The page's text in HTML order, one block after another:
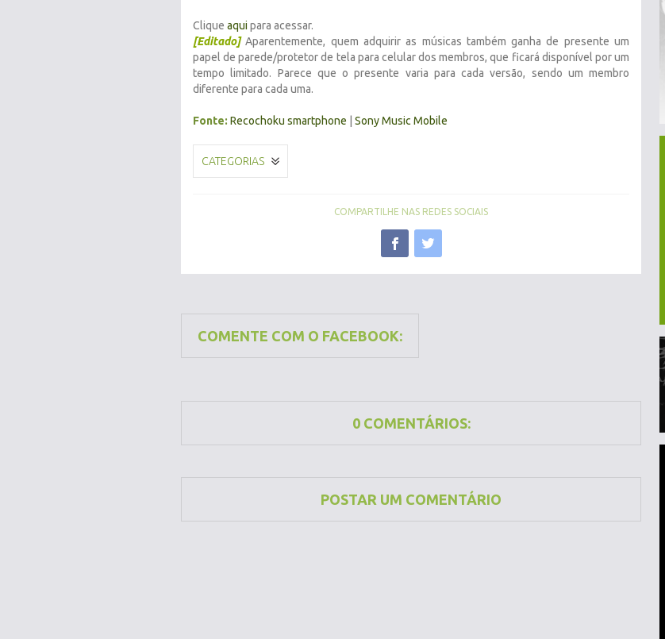
Clique aqui para acessar.
[Editado]Aparentemente, quem adquirir as músicas também ganha de presente um
papel de parede/protetor de tela para celular dos membros, que ficará disponível por um
tempo limitado. Parece que o presente varia para cada versão, sendo um membro
diferente para cada uma.
Fonte: Recochoku smartphone Sony Music Mobile
CATEGORIAS
COMPARTILHE NAS REDES SOCIAIS
COMENTE COM O FACEBOOK:
0 COMENTÁRIOS:
POSTAR UM COMENTÁRIO